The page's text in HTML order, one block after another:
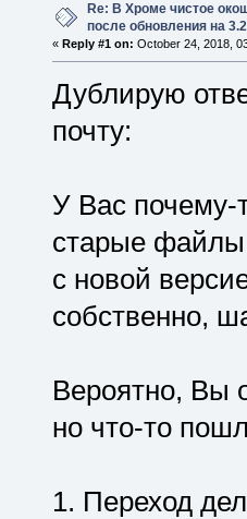
Re: В Хроме чистое
после обновления на
« Reply #1 on: October 24, 2018,
Дублирую
почту:
У Вас почему-
старые
с новой
собственно,
Вероятно, Вы
но что-то
1. Переход